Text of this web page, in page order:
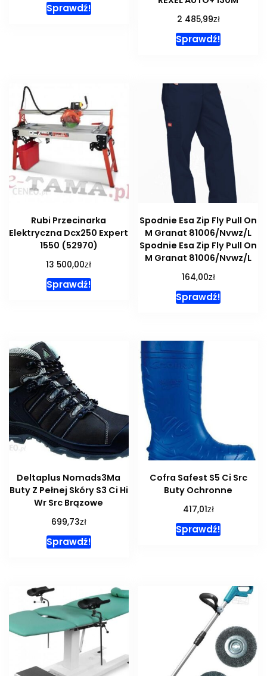
Sprawdź!
2 485,99zł
Sprawdź!
Rubi Przecinarka
Elektryczna Dcx250 Expert
1550 (52970)
13 500,00zł
Sprawdź!
Spodnie Esa Zip Fly Pull On
M Granat 81006/Nvwz/L
Spodnie Esa Zip Fly Pull On
M Granat 81006/Nvwz/L
164,00zł
Sprawdź!
Deltaplus Nomads3Ma
Buty Z Pełnej Skóry S3 Ci Hi
Wr Src Brązowe
699,73zł
Sprawdź!
Cofra Safest S5 Ci Src
Buty Ochronne
417,01zł
Sprawdź!